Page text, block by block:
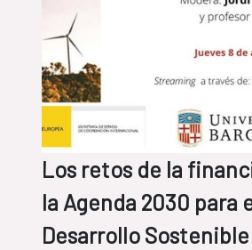
Los retos de la
la Agenda 2030 para
Desarrollo Sostenible